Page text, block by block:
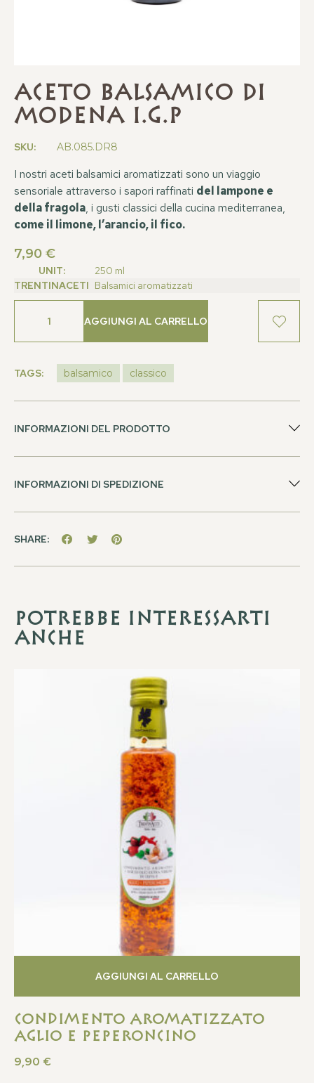
Aceto Balsamico Di
Modena I.G.P
SKU: AB.085.DR8
I nostri aceti balsamici aromatizzati sono un viaggio
sensoriale attraverso i sapori raffinati del lampone e
della fragola, i gusti classici della cucina mediterranea,
come il limone, l’arancio, il fico.
7,90 €
UNIT:
250 ml
TRENTINACETI Balsamici aromatizzati
AGGIUNGI AL CARRELLO
TAGS: balsamico classico
INFORMAZIONI DEL PRODOTTO
INFORMAZIONI DI SPEDIZIONE
SHARE:
Potrebbe interessarti
anche
Condimento Aromatizzato
Aglio e Peperoncino
9,90 €
AGGIUNGI AL CARRELLO